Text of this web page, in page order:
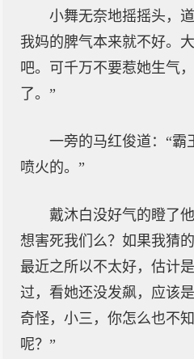
小舞无奈地摇摇头，
我妈的脾气本来就不好。
吧。可千万不要惹她生气
了。”
一旁的马红俊道：“霸
喷火的。”
戴沐白没好气的瞪了
想害死我们么？如果我猜
最近之所以不太好，估计
过，看她还没发飙，应该
奇怪，小三，你怎么也不
呢？”